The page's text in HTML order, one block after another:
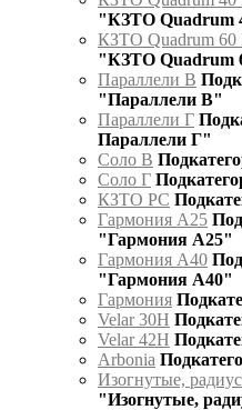
"КЗТО Quadrum
КЗТО Quadrum 60
"КЗТО Quadrum
Параллели В
"Параллели В"
Параллели Г
Параллели Г"
Соло В
Соло Г
КЗТО РС
Гармония А25
"Гармония А25"
Гармония А40
"Гармония А40"
Гармония
Velar 30H
Velar 42H
Arbonia
Изогнутые,
"Изогнутые,